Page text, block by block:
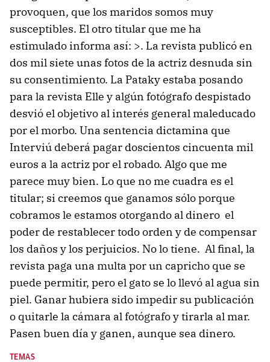
provoquen, que los maridos somos muy
susceptibles. El otro titular que me ha
estimulado informa así: >. La revista publicó en
dos mil siete unas fotos de la actriz desnuda sin
su consentimiento. La Pataky estaba posando
para la revista Elle y algún fotógrafo despistado
desvió el objetivo al interés general maleducado
por el morbo. Una sentencia dictamina que
Interviú deberá pagar doscientos cincuenta mil
euros a la actriz por el robado. Algo que me
parece muy bien. Lo que no me cuadra es el
titular; si creemos que ganamos sólo porque
cobramos le estamos otorgando al dinero el
poder de restablecer todo orden y de compensar
los daños y los perjuicios. No lo tiene. Al final, la
revista paga una multa por un capricho que se
puede permitir, pero el gato se lo llevó al agua sin
piel. Ganar hubiera sido impedir su publicación
o quitarle la cámara al fotógrafo y tirarla al mar.
Pasen buen día y ganen, aunque sea dinero.
TEMAS